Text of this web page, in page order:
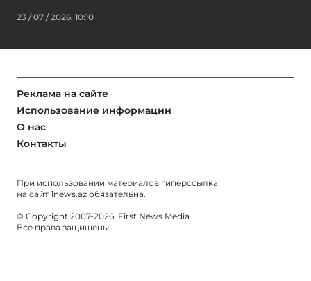
23 / 07 / 2026, 10:10
Реклама на сайте
Использование информации
О нас
Контакты
При использовании материалов гиперссылка
на сайт 1news.az обязательна.
© Copyright 2007-2026. First News Media
Все права защищены